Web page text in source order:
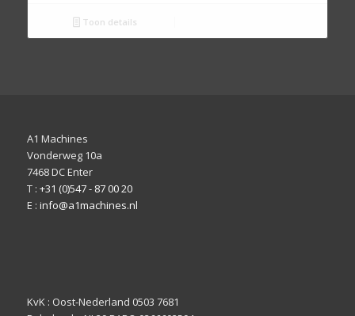
Toon details
A1 Machines
Vonderweg 10a
7468 DC Enter
T : +31 (0)547 - 87 00 20
E : info@a1machines.nl
KvK : Oost-Nederland 0503 7681